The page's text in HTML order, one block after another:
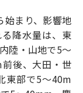
始まり、影響地
降水量は、東
陸・山地で5～
後、大田・世
東部で5～40m